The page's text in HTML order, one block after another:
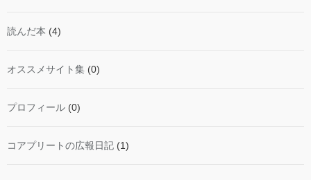
読んだ本 (4)
オススメサイト集 (0)
プロフィール (0)
コアプリートの広報日記 (1)